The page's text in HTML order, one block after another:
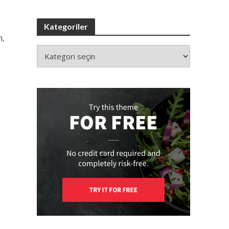
Kategoriler